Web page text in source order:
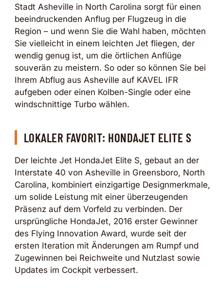
Stadt Asheville in North Carolina sorgt für einen
beeindruckenden Anflug per Flugzeug in die
Region – und wenn Sie die Wahl haben, möchten
Sie vielleicht in einem leichten Jet fliegen, der
wendig genug ist, um die örtlichen Anflüge
souverän zu meistern. So oder so können Sie bei
Ihrem Abflug aus Asheville auf KAVEL IFR
aufgeben oder einen Kolben-Single oder eine
windschnittige Turbo wählen.
LOKALER FAVORIT: HONDAJET ELITE S
Der leichte Jet HondaJet Elite S, gebaut an der
Interstate 40 von Asheville in Greensboro, North
Carolina, kombiniert einzigartige Designmerkmale,
um solide Leistung mit einer überzeugenden
Präsenz auf dem Vorfeld zu verbinden. Der
ursprüngliche HondaJet, 2016 erster Gewinner
des Flying Innovation Award, wurde seit der
ersten Iteration mit Änderungen am Rumpf und
Zugewinnen bei Reichweite und Nutzlast sowie
Updates im Cockpit verbessert.